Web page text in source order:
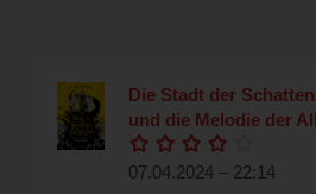
Die Stadt der
und die Melodie der
07.04.2024 – 22:14